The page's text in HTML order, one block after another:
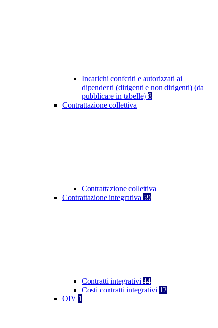
Incarichi conferiti e autorizzati ai
dipendenti (dirigenti e non dirigenti) (da
pubblicare in tabelle) 8
Contrattazione collettiva
Contrattazione collettiva
Contrattazione integrativa 59
Contratti integrativi 44
Costi contratti integrativi 12
OIV 1